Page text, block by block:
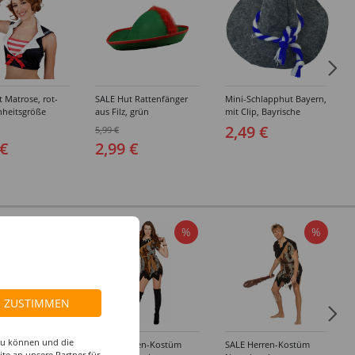
Matrose, rot-
SALE Hut Rattenfänger
aus Filz, grün
5,99 €
2,99 €
Mini-Schlapphut Bayern,
mit Clip, Bayrische
Dekoration, Bayrisches
Fest, Blau-Weiß
2,49 €
Kostüm
%
SALE Damen-Kostüm
%
SALE Herren-Kostüm
ZUSTIMMEN
können und die